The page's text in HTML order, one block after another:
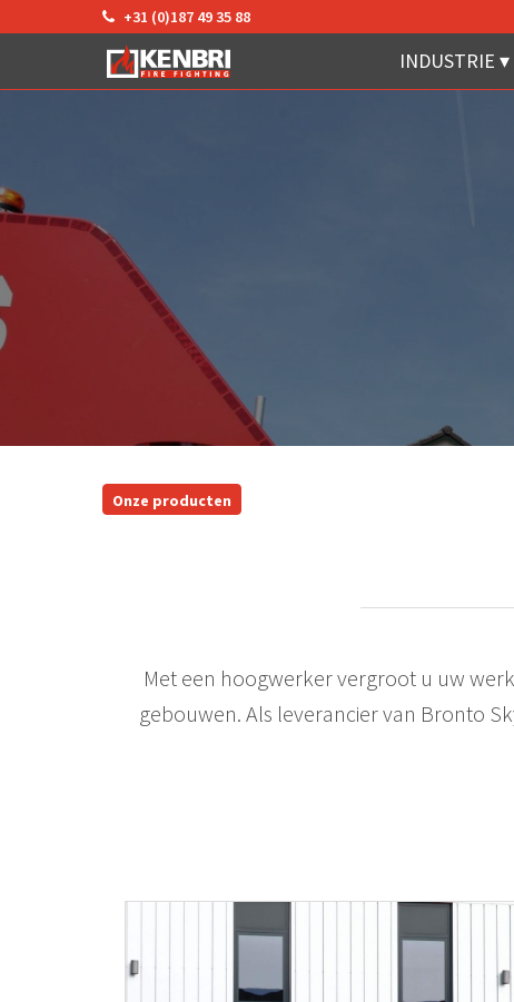
+31 (0)187 49 35 88
INDUSTRIE
Onze producten
Met een hoogwerker vergroot u uw
gebouwen. Als leverancier van Bronto